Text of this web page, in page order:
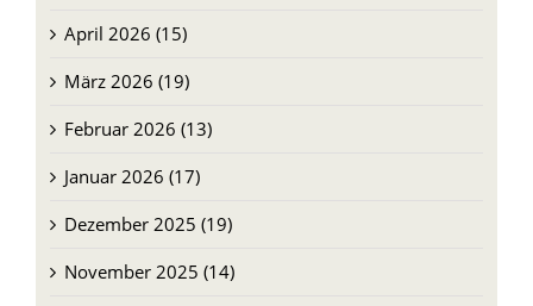
April 2026 (15)
März 2026 (19)
Februar 2026 (13)
Januar 2026 (17)
Dezember 2025 (19)
November 2025 (14)